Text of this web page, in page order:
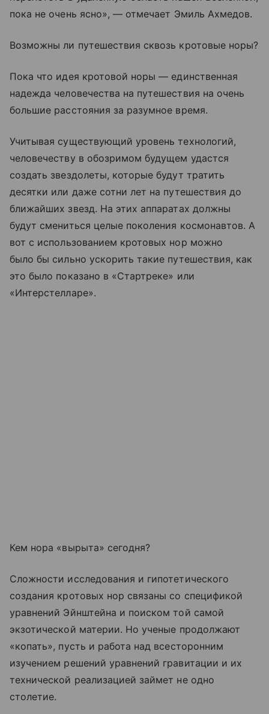
пока не очень ясно», — отмечает Эмиль Ахмедов.
Возможны ли путешествия сквозь кротовые норы?
Пока что идея кротовой норы — единственная
надежда человечества на путешествия на очень
большие расстояния за разумное время.
Учитывая существующий уровень технологий,
человечеству в обозримом будущем удастся
создать звездолеты, которые будут тратить
десятки или даже сотни лет на путешествия до
ближайших звезд. На этих аппаратах должны
будут смениться целые поколения космонавтов. А
вот с использованием кротовых нор можно
было бы сильно ускорить такие путешествия, как
это было показано в «Стартреке» или
«Интерстелларе».
Кем нора «вырыта» сегодня?
Сложности исследования и гипотетического
создания кротовых нор связаны со спецификой
уравнений Эйнштейна и поиском той самой
экзотической материи. Но ученые продолжают
«копать», пусть и работа над всесторонним
изучением решений уравнений гравитации и их
технической реализацией займет не одно
столетие.